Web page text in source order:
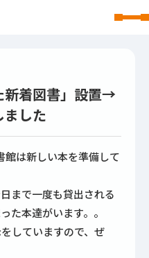
新着図書」設置→
ました
は新しい本を準備して
まで一度も貸出される
た本達がいます。。
していますので、ぜ